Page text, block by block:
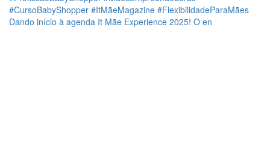
Dando início à agenda It Mãe Experience 2025! O en